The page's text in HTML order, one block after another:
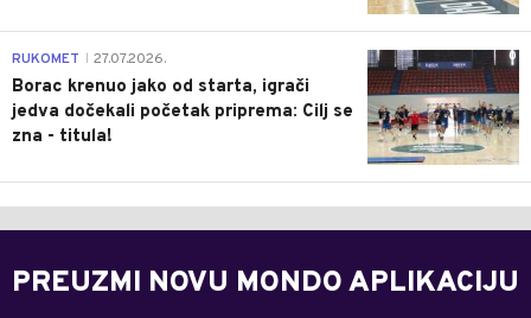
0
RUKOMET 27.07.2026.
Borac krenuo jako od starta, igrači
jedva dočekali početak priprema: Cilj se
zna - titula!
PREUZMI NOVU MONDO APLIKACIJU